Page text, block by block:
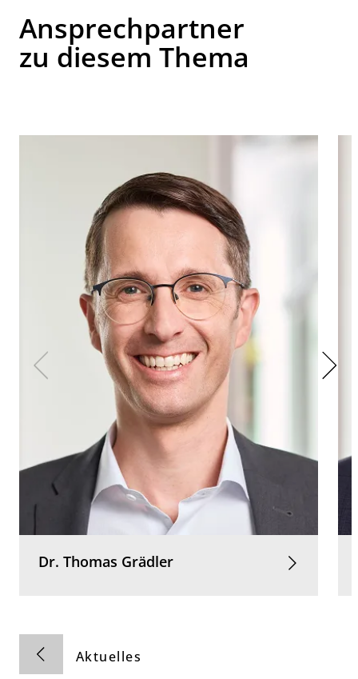
Ansprechpartner
zu diesem Thema
Dr. Thomas Grädler
Aktuelles